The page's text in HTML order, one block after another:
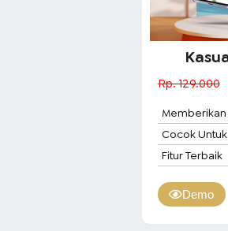
Rp. 129.000
Memberikan
Cocok
Fitur Terbaik
Demo